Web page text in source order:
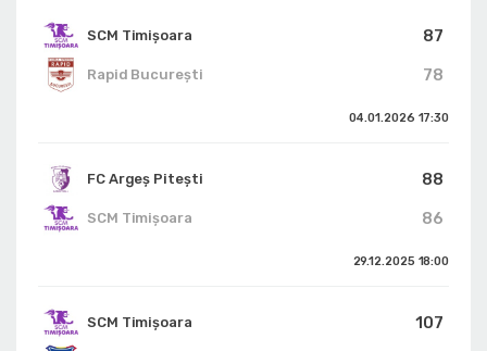
SCM Timișoara
87
78
Rapid București
04.01.2026 17:30
FC Argeș Pitești
88
86
SCM Timișoara
29.12.2025 18:00
SCM Timișoara
107